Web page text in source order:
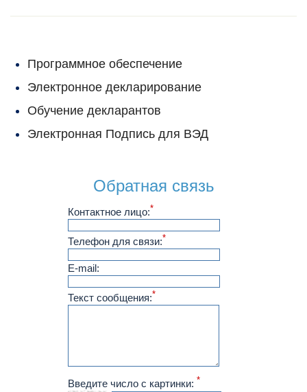
Программное обеспечение
Электронное декларирование
Обучение декларантов
Электронная Подпись для ВЭД
Обратная связь
Контактное лицо:*
Телефон для связи:*
E-mail:
Текст сообщения:*
Введите число с картинки: *